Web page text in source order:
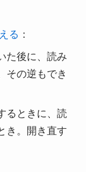
る ：
た後に、読み
その逆もでき
るときに、読
き。開き直す